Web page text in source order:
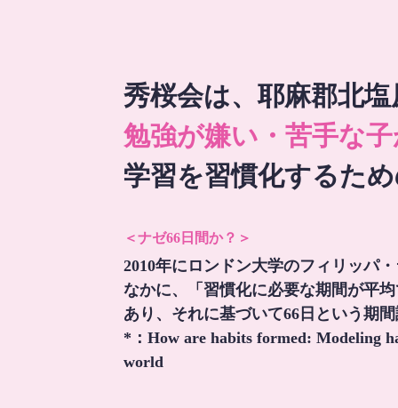
秀桜会は、耶麻郡北
勉強が嫌い・苦手な
学習を習慣化するた
＜ナゼ66日間か？＞
2010年にロンドン大学のフィリッパ
なかに、「習慣化に必要な期間が平
あり、それに基づいて66日という期
*：How are habits formed: Modeling
world